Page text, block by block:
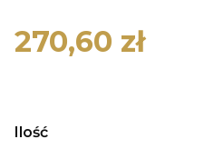
Cena
270,60 zł
Ilość